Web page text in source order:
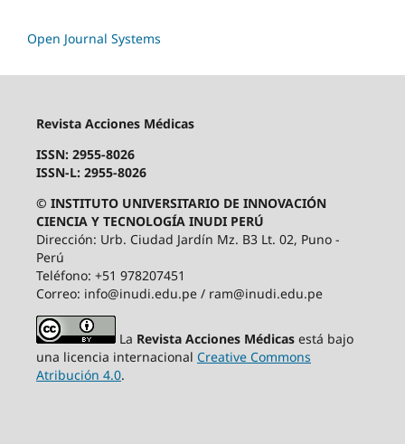
Open Journal Systems
Revista Acciones Médicas
ISSN: 2955-8026
ISSN-L: 2955-8026
© INSTITUTO UNIVERSITARIO DE INNOVACIÓN
CIENCIA Y TECNOLOGÍA INUDI PERÚ
Dirección: Urb. Ciudad Jardín Mz. B3 Lt. 02, Puno -
Perú
Teléfono: +51 978207451
Correo: info@inudi.edu.pe / ram@inudi.edu.pe
La Revista Acciones Médicas está bajo
una licencia internacional Creative Commons
Atribución 4.0.